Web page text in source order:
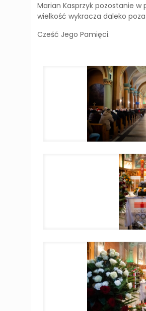
Marian Kasprzyk pozostanie
wielkość wykracza daleko
Cześć Jego Pamięci.